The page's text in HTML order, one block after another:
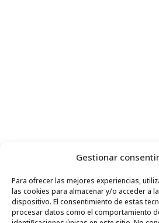
Gestionar
Para ofrecer las mejores experiencias,
las cookies para almacenar y/o acceder a
dispositivo. El consentimiento de estas
procesar datos como el comportamiento